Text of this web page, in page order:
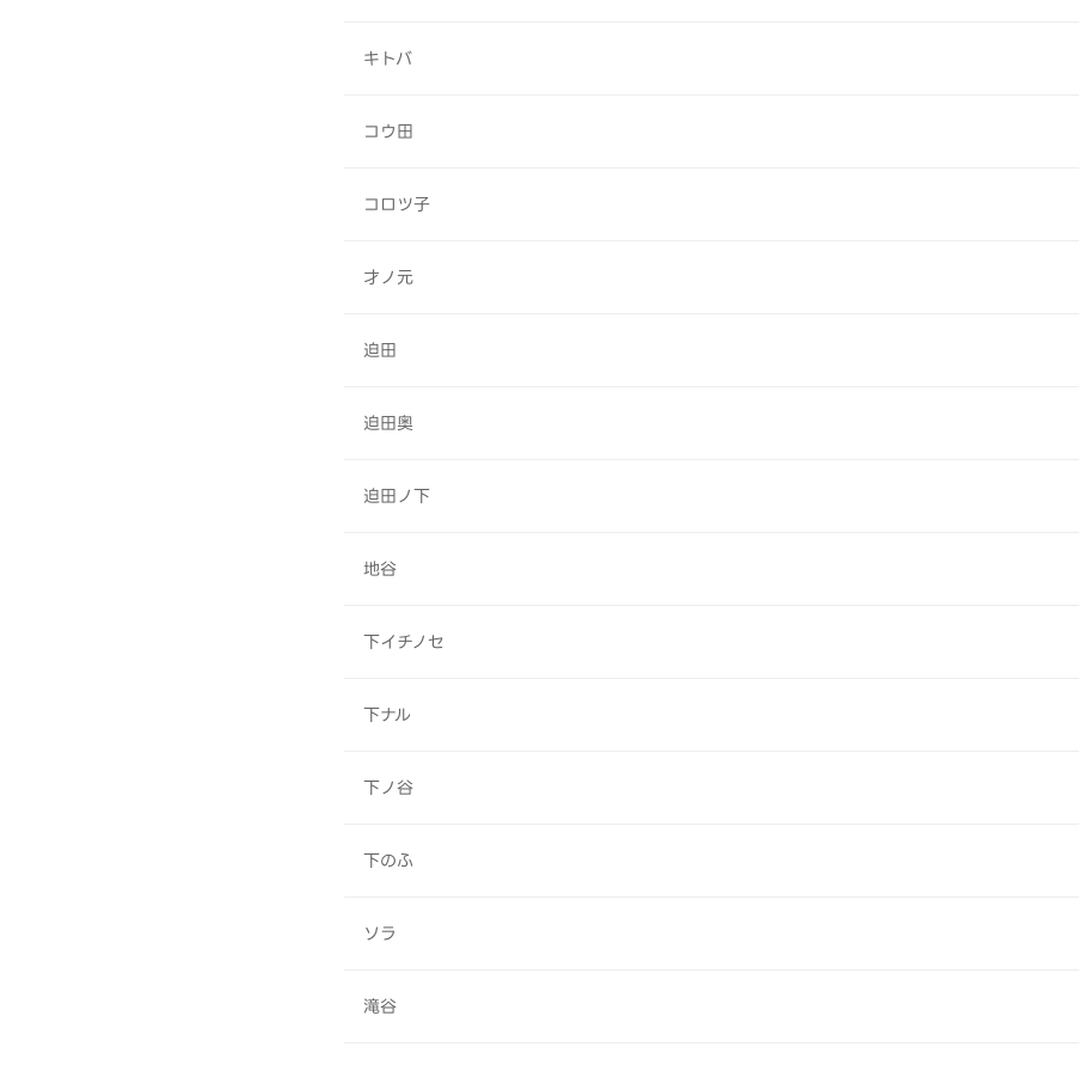
キトバ
コウ田
コロツ子
才ノ元
迫田
迫田奥
迫田ノ下
地谷
下イチノセ
下ナル
下ノ谷
下のふ
ソラ
滝谷